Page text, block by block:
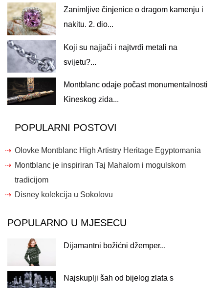
Zanimljive činjenice o dragom kamenju i
nakitu. 2. dio...
Koji su najjači i najtvrđi metali na
svijetu?...
Montblanc odaje počast monumentalnosti
Kineskog zida...
POPULARNI POSTOVI
Olovke Montblanc High Artistry Heritage Egyptomania
Montblanc je inspiriran Taj Mahalom i mogulskom
tradicijom
Disney kolekcija u Sokolovu
POPULARNO U MJESECU
Dijamantni božićni džemper...
Najskuplji šah od bijelog zlata s